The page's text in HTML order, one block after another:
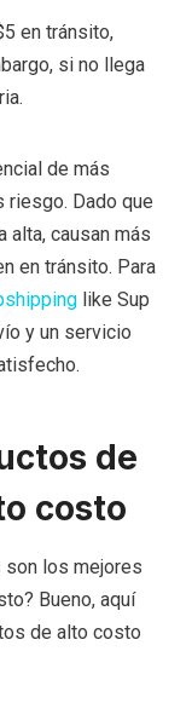
en tránsito,
si no llega
de más
riesgo. Dado que
alta, causan más
en tránsito. Para
like Sup
y un servicio
de
costo
son los mejores
Bueno, aquí
de alto costo